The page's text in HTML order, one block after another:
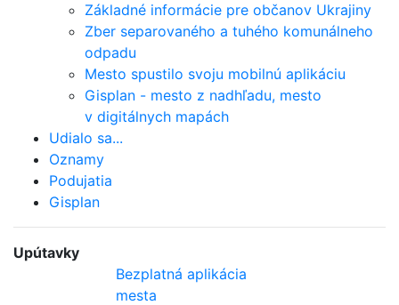
Základné informácie pre občanov Ukrajiny
Zber separovaného a tuhého komunálneho
odpadu
Mesto spustilo svoju mobilnú aplikáciu
Gisplan - mesto z nadhľadu, mesto
v digitálnych mapách
Udialo sa...
Oznamy
Podujatia
Gisplan
Upútavky
Bezplatná aplikácia
mesta